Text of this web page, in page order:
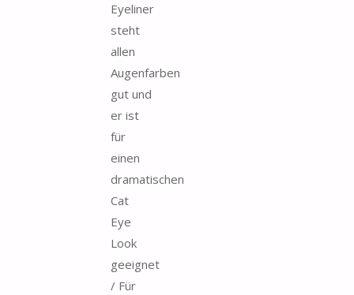
Eyeliner
steht
allen
Augenfarben
gut und
er ist
für
einen
dramatischen
Cat
Eye
Look
geeignet
/ Für